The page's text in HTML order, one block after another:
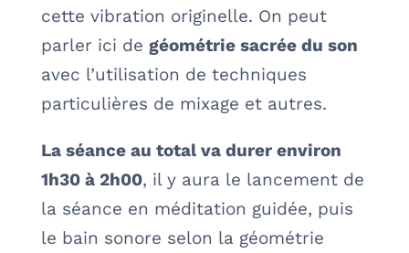
cette vibration originelle. On peut
parler ici de géométrie sacrée du son
avec l’utilisation de techniques
particulières de mixage et autres.
La séance au total va durer environ
1h30 à 2h00, il y aura le lancement de
la séance en méditation guidée, puis
le bain sonore selon la géométrie